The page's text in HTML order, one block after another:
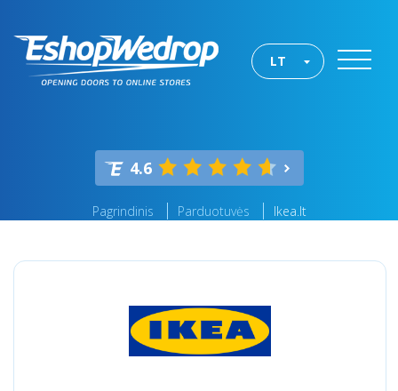
LT
4.6
Pagrindinis Parduotuvės Ikea.lt